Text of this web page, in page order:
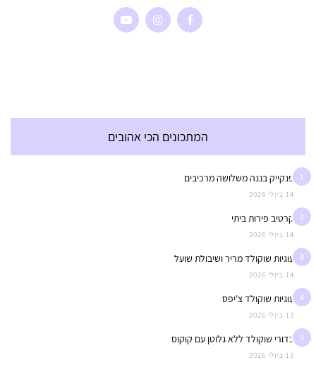
המתכונים הכי אהובים
1 פנקייק בננה משלושה מרכיבים
14 ביולי 2026
2 קרטיב פירות ביתי
14 ביולי 2026
3 עוגיות שוקולד מריר ושיבולת שועל
14 ביולי 2026
4 עוגיות שוקולד צ'יפס
13 ביולי 2026
5 כדורי שוקולד ללא גלוטן עם קוקוס
13 ביולי 2026